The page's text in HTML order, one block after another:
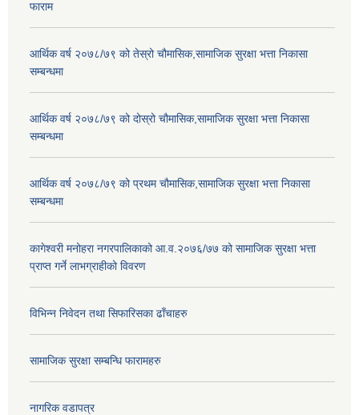
फाराम
आर्थिक वर्ष २०७८/७९ को तेस्रो चौमासिक,सामाजिक सुरक्षा भत्ता निकासा
सम्बन्धमा
आर्थिक वर्ष २०७८/७९ को दोस्रो चौमासिक,सामाजिक सुरक्षा भत्ता निकासा
सम्बन्धमा
आर्थिक वर्ष २०७८/७९ को प्रथम चौमासिक,सामाजिक सुरक्षा भत्ता निकासा
सम्बन्धमा
कागेश्वरी मनोहरा नगरपालिकाको आ.व.२०७६/७७ को सामाजिक सुरक्षा भत्ता
प्राप्त गर्ने लाभग्राहीको विवरण
विभिन्न निवेदन तथा सिफारिसका ढाँचाहरु
सामाजिक सुरक्षा सम्बन्धि फारामहरु
नागरिक वडापत्र